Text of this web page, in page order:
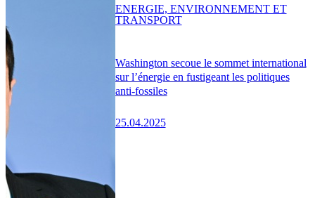
Washington secoue le sommet international
sur l’énergie en fustigeant les politiques
anti-fossiles
25.04.2025
ENERGIE, ENVIRONNEMENT ET
TRANSPORT